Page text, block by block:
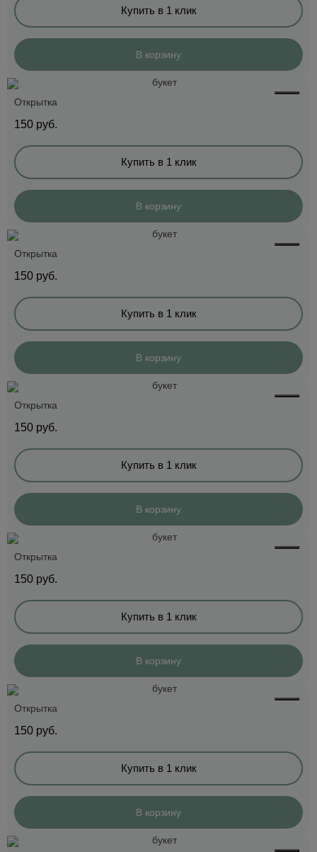
Купить в 1 клик
В корзину
Открытка
150 руб.
Купить в 1 клик
В корзину
Открытка
150 руб.
Купить в 1 клик
В корзину
Открытка
150 руб.
Купить в 1 клик
В корзину
Открытка
150 руб.
Купить в 1 клик
В корзину
Открытка
150 руб.
Купить в 1 клик
В корзину